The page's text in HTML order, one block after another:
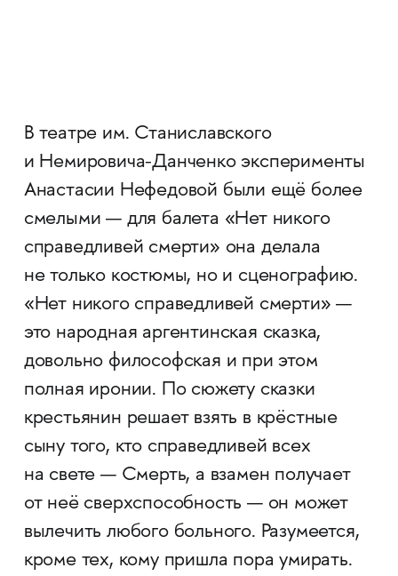
В театре им. Станиславского
и Немировича-Данченко эксперименты
Анастасии Нефедовой были ещё более
смелыми — для балета «Нет никого
справедливей смерти» она делала
не только костюмы, но и сценографию.
«Нет никого справедливей смерти» —
это народная аргентинская сказка,
довольно философская и при этом
полная иронии. По сюжету сказки
крестьянин решает взять в крёстные
сыну того, кто справедливей всех
на свете — Смерть, а взамен получает
от неё сверхспособность — он может
вылечить любого больного. Разумеется,
кроме тех, кому пришла пора умирать.